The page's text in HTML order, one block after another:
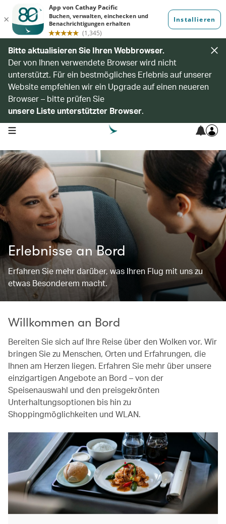
Bitte aktualisieren Sie Ihren Webbrowser.
Der von Ihnen verwendete Browser wird nicht
unterstützt. Für ein bestmögliches Erlebnis auf unserer
Website empfehlen wir ein Upgrade auf einen neueren
Browser – bitte prüfen Sie
unsere Liste unterstützter Browser.
open navigation menu
Erlebnisse an Bord
Erfahren Sie mehr darüber, was Ihren Flug mit uns zu
etwas Besonderem macht.
Willkommen an Bord
Bereiten Sie sich auf Ihre Reise über den Wolken vor. Wir
bringen Sie zu Menschen, Orten und Erfahrungen, die
Ihnen am Herzen liegen. Erfahren Sie mehr über unsere
einzigartigen Angebote an Bord – von der
Speisenauswahl und den preisgekrönten
Unterhaltungsoptionen bis hin zu
Shoppingmöglichkeiten und WLAN.